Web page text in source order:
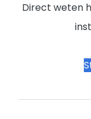
Direct weten